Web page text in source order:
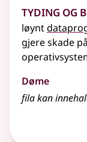
Tyding og
løynt
gjere skade
Døme
fila kan